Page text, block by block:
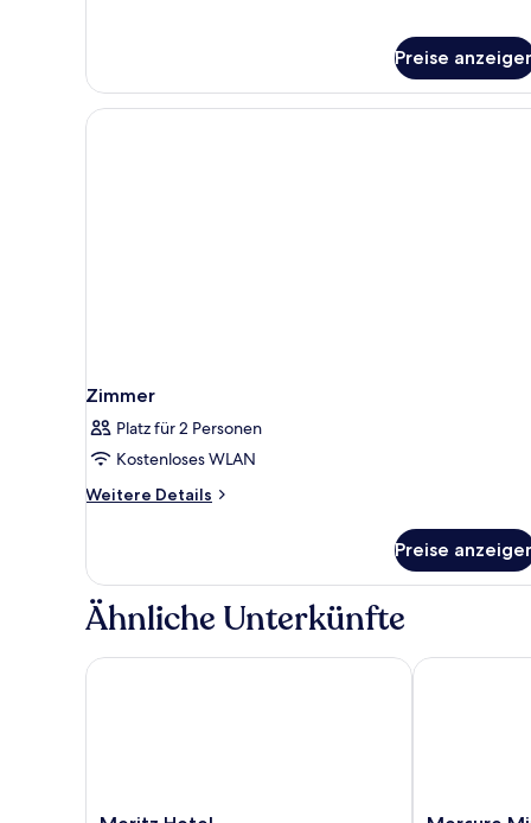
Preise
Zimmer
Platz für 2 Personen
Kostenloses WLAN
Weitere Details
Weitere
Preise
Ähnliche Unterkünfte
Meritz Hotel Mercure Miri